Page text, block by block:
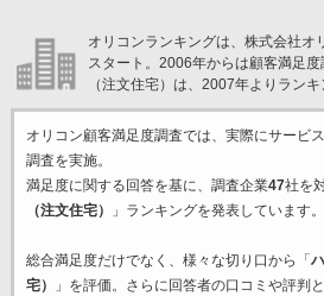
オリコンランキングは、株式会社オ
スタート。2006年からは顧客満足
（注文住宅）は、2007年よりラン
オリコン顧客満足度調査では、実際にサービ
調査を実施。
満足度に関する回答を基に、調査企業47社を
（注文住宅）
」ランキングを発表しています。
総合満足度だけでなく、様々な切り口から「
宅）
」を評価。さらに回答者の口コミや評判